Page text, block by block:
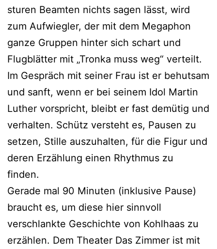
sturen Beamten nichts sagen lässt, wird
zum Aufwiegler, der mit dem Megaphon
ganze Gruppen hinter sich schart und
Flugblätter mit „Tronka muss weg“ verteilt.
Im Gespräch mit seiner Frau ist er behutsam
und sanft, wenn er bei seinem Idol Martin
Luther vorspricht, bleibt er fast demütig und
verhalten. Schütz versteht es, Pausen zu
setzen, Stille auszuhalten, für die Figur und
deren Erzählung einen Rhythmus zu
finden.
Gerade mal 90 Minuten (inklusive Pause)
braucht es, um diese hier sinnvoll
verschlankte Geschichte von Kohlhaas zu
erzählen. Dem Theater Das Zimmer ist mit